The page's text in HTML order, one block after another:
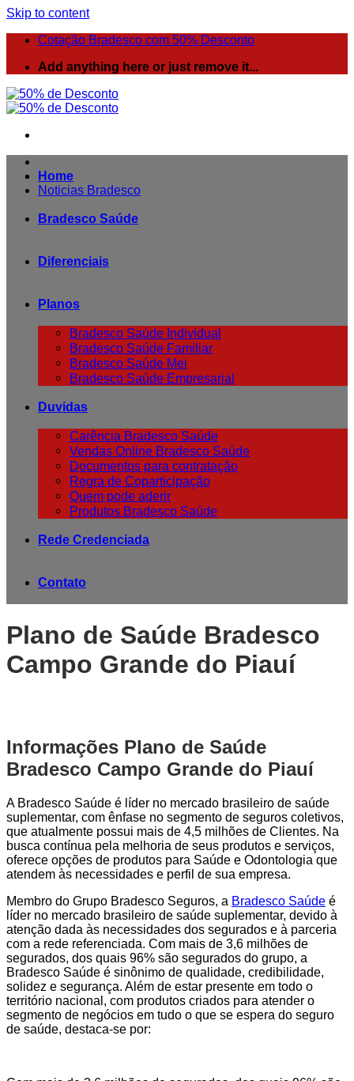
Skip to content
Cotação Bradesco com 50% Desconto
Add anything here or just remove it...
Noticias Bradesco
Home
Bradesco Saúde
Diferenciais
Planos
Bradesco Saúde Individual
Bradesco Saúde Familiar
Bradesco Saúde Mei
Bradesco Saúde Empresarial
Duvidas
Carência Bradesco Saúde
Vendas Online Bradesco Saúde
Documentos para contratação
Regra de Coparticipação
Quem pode aderir
Produtos Bradesco Saúde
Rede Credenciada
Contato
Plano de Saúde Bradesco
Campo Grande do Piauí
Informações Plano de Saúde
Bradesco Campo Grande do Piauí
A Bradesco Saúde é líder no mercado brasileiro de saúde
suplementar, com ênfase no segmento de seguros coletivos,
que atualmente possui mais de 4,5 milhões de Clientes. Na
busca contínua pela melhoria de seus produtos e serviços,
oferece opções de produtos para Saúde e Odontologia que
atendem às necessidades e perfil de sua empresa.
Membro do Grupo Bradesco Seguros, a Bradesco Saúde é
líder no mercado brasileiro de saúde suplementar, devido à
atenção dada às necessidades dos segurados e à parceria
com a rede referenciada. Com mais de 3,6 milhões de
segurados, dos quais 96% são segurados do grupo, a
Bradesco Saúde é sinônimo de qualidade, credibilidade,
solidez e segurança. Além de estar presente em todo o
território nacional, com produtos criados para atender o
segmento de negócios em tudo o que se espera do seguro
de saúde, destaca-se por: